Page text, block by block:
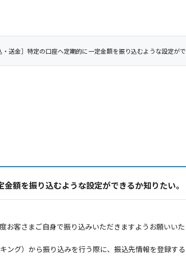
・送金］特定の口座へ定期的に一定金額を振り込むような設定がで
額を振り込むような設定ができるか知りたい。
客さまご自身で振り込みいただきますようお願いいた
ング）から振り込みを行う際に、振込先情報を登録す